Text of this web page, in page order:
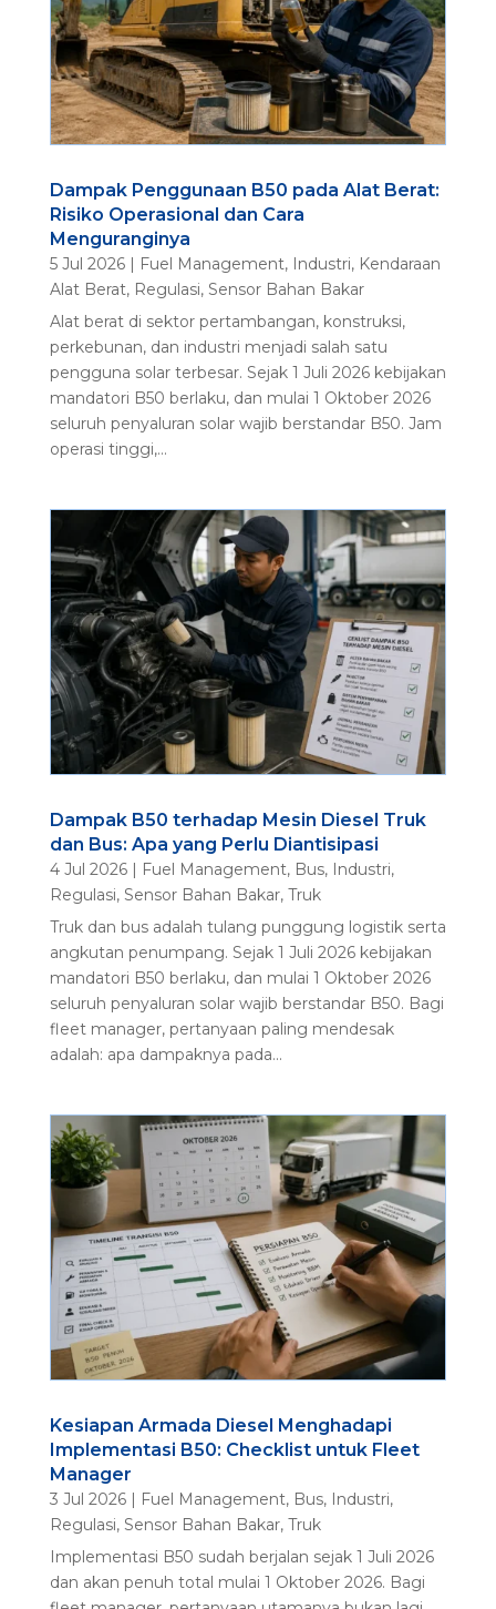
Dampak Penggunaan B50 pada Alat Berat:
Risiko Operasional dan Cara
Menguranginya
5 Jul 2026| Fuel Management, Industri, Kendaraan
Alat Berat, Regulasi, Sensor Bahan Bakar
Alat berat di sektor pertambangan, konstruksi,
perkebunan, dan industri menjadi salah satu
pengguna solar terbesar. Sejak 1 Juli 2026 kebijakan
mandatori B50 berlaku, dan mulai 1 Oktober 2026
seluruh penyaluran solar wajib berstandar B50. Jam
operasi tinggi,...
Dampak B50 terhadap Mesin Diesel Truk
dan Bus: Apa yang Perlu Diantisipasi
4 Jul 2026| Fuel Management, Bus, Industri,
Regulasi, Sensor Bahan Bakar, Truk
Truk dan bus adalah tulang punggung logistik serta
angkutan penumpang. Sejak 1 Juli 2026 kebijakan
mandatori B50 berlaku, dan mulai 1 Oktober 2026
seluruh penyaluran solar wajib berstandar B50. Bagi
fleet manager, pertanyaan paling mendesak
adalah: apa dampaknya pada...
Kesiapan Armada Diesel Menghadapi
Implementasi B50: Checklist untuk Fleet
Manager
3 Jul 2026| Fuel Management, Bus, Industri,
Regulasi, Sensor Bahan Bakar, Truk
Implementasi B50 sudah berjalan sejak 1 Juli 2026
dan akan penuh total mulai 1 Oktober 2026. Bagi